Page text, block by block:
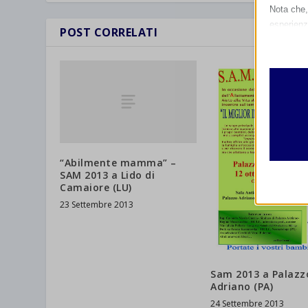
POST CORRELATI
“Abilmente mamma” –
SAM 2013 a Lido di
Camaiore (LU)
23 Settembre 2013
Sam 2013 a
Adriano (PA)
24 Settembre 2013
Nota
wp-
I
_ga
_ga_*
Altri